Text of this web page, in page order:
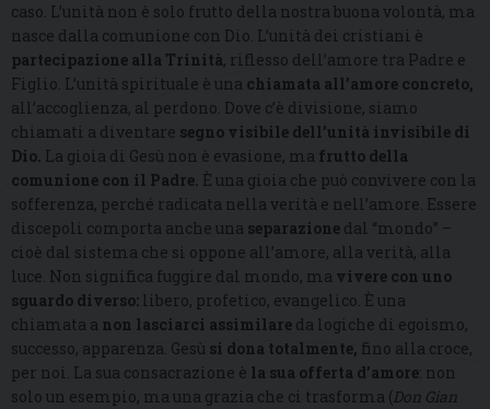
caso. L’unità non è solo frutto della nostra buona volontà, ma
nasce dalla comunione con Dio. L’unità dei cristiani è
partecipazione alla Trinità, riflesso dell’amore tra Padre e
Figlio. L’unità spirituale è una chiamata all’amore concreto,
all’accoglienza, al perdono. Dove c’è divisione, siamo
chiamati a diventare segno visibile dell’unità invisibile di
Dio. La gioia di Gesù non è evasione, ma frutto della
comunione con il Padre. È una gioia che può convivere con la
sofferenza, perché radicata nella verità e nell’amore. Essere
discepoli comporta anche una separazione dal “mondo” –
cioè dal sistema che si oppone all’amore, alla verità, alla
luce. Non significa fuggire dal mondo, ma vivere con uno
sguardo diverso: libero, profetico, evangelico. È una
chiamata a non lasciarci assimilare da logiche di egoismo,
successo, apparenza. Gesù si dona totalmente, fino alla croce,
per noi. La sua consacrazione è la sua offerta d’amore: non
solo un esempio, ma una grazia che ci trasforma (Don Gian